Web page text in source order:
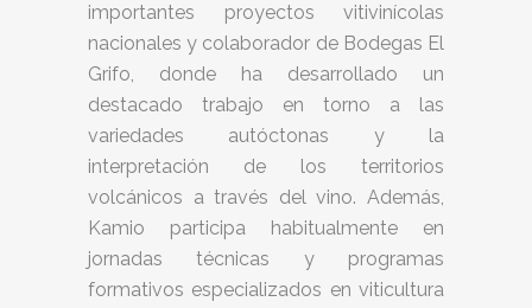
importantes proyectos vitivinícolas
nacionales y colaborador de Bodegas El
Grifo, donde ha desarrollado un
destacado trabajo en torno a las
variedades autóctonas y la
interpretación de los territorios
volcánicos a través del vino. Además,
Kamio participa habitualmente en
jornadas técnicas y programas
formativos especializados en viticultura